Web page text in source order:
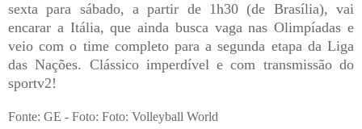
sexta para sábado, a partir de 1h30 (de Brasília), vai
encarar a Itália, que ainda busca vaga nas Olimpíadas e
veio com o time completo para a segunda etapa da Liga
das Nações. Clássico imperdível e com transmissão do
sportv2!
Fonte: GE - Foto: Foto: Volleyball World